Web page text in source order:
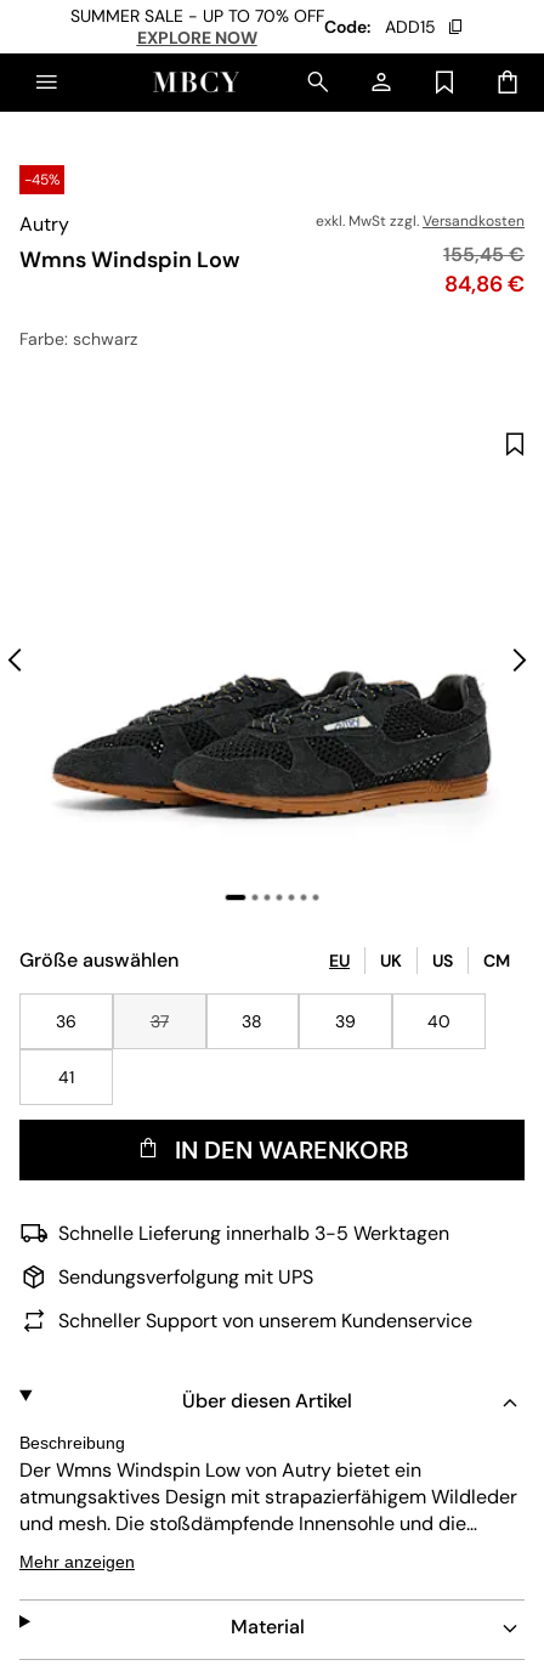
SUMMER SALE - UP TO 70% OFF
EXPLORE NOW
Code: ADD15
-45%
Autry
Wmns Windspin Low
exkl. MwSt zzgl.Versandkosten
Preis
84,86 €
155,45 €
Farbe: schwarz
Größe auswählen EU UK US CM
36 37 38 39 40
41
IN DEN WARENKORB
Schnelle Lieferung innerhalb 3-5 Werktagen
Sendungsverfolgung mit UPS
Schneller Support von unserem Kundenservice
Über diesen Artikel
Beschreibung
Der Wmns Windspin Low von Autry bietet ein
atmungsaktives Design mit strapazierfähigem Wildleder
und mesh. Die stoßdämpfende Innensohle und die
abriebfeste Außensohle sorgen für Komfort und lange
Haltbarkeit. Die schwarze Farbgebung passt zu vielen
Outfits, während der Schnürverschluss einen sicheren
Sitz garantiert. Leicht zu pflegen, vereint dieser Sneaker
Stil mit praktischer Funktion.
Mehr anzeigen
Material